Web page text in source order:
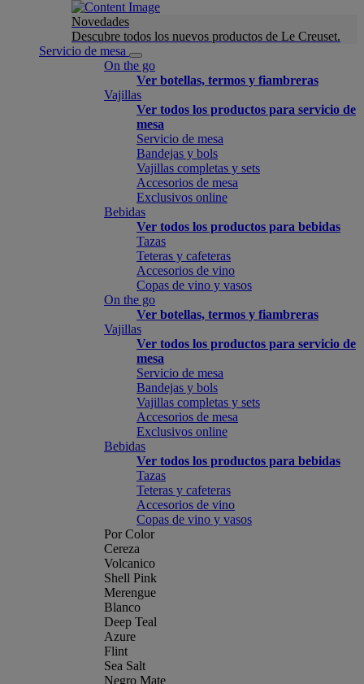
Novedades
Descubre todos los nuevos productos de Le Creuset.
Servicio de mesa
On the go
Ver botellas, termos y fiambreras
Vajillas
Ver todos los productos para servicio de
mesa
Servicio de mesa
Bandejas y bols
Vajillas completas y sets
Accesorios de mesa
Exclusivos online
Bebidas
Ver todos los productos para bebidas
Tazas
Teteras y cafeteras
Accesorios de vino
Copas de vino y vasos
On the go
Ver botellas, termos y fiambreras
Vajillas
Ver todos los productos para servicio de
mesa
Servicio de mesa
Bandejas y bols
Vajillas completas y sets
Accesorios de mesa
Exclusivos online
Bebidas
Ver todos los productos para bebidas
Tazas
Teteras y cafeteras
Accesorios de vino
Copas de vino y vasos
Por Color
Cereza
Volcanico
Shell Pink
Merengue
Blanco
Deep Teal
Azure
Flint
Sea Salt
Negro Mate